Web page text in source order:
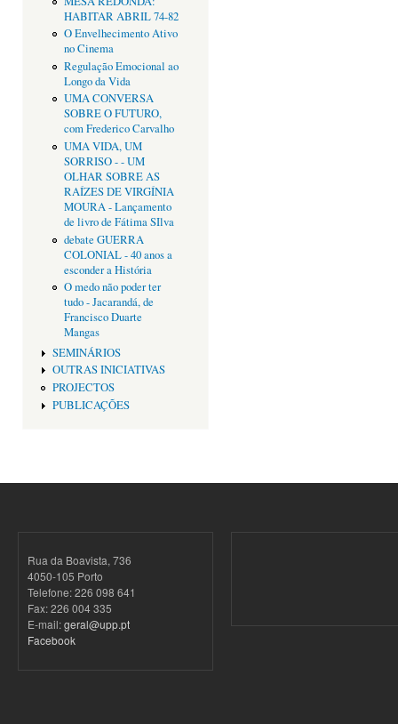
HABITAR ABRIL 74-82
O Envelhecimento Ativo
no Cinema
Regulação Emocional ao
Longo da Vida
UMA CONVERSA
SOBRE O FUTURO,
com Frederico Carvalho
UMA VIDA, UM
SORRISO - - UM
OLHAR SOBRE AS
RAÍZES DE VIRGÍNIA
MOURA - Lançamento
de livro de Fátima SIlva
debate GUERRA
COLONIAL - 40 anos a
esconder a História
O medo não poder ter
tudo - Jacarandá, de
Francisco Duarte
Mangas
SEMINÁRIOS
OUTRAS INICIATIVAS
PROJECTOS
PUBLICAÇÕES
Rua da Boavista, 736
4050-105 Porto
Telefone: 226 098 641
Fax: 226 004 335
E-mail:geral@upp.pt
Facebook